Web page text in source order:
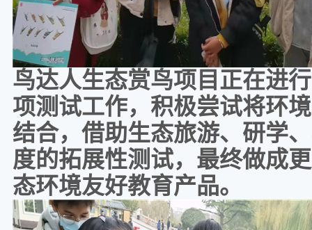
鸟达人生态赏鸟项目正在进
项测试工作，积极尝试将环
结合，借助生态旅游、研学
度的拓展性测试，最终做成
态环境友好教育产品。